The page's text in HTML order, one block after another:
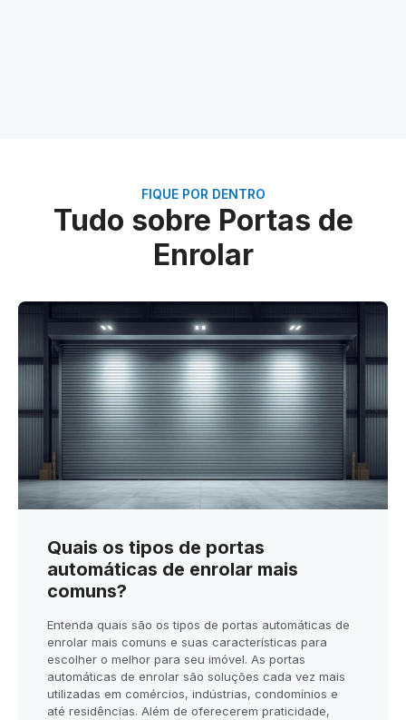
FIQUE POR DENTRO
Tudo sobre Portas de
Enrolar
Quais os tipos de portas
automáticas de enrolar mais
comuns?
Entenda quais são os tipos de portas automáticas de
enrolar mais comuns e suas características para
escolher o melhor para seu imóvel. As portas
automáticas de enrolar são soluções cada vez mais
utilizadas em comércios, indústrias, condomínios e
até residências. Além de oferecerem praticidade,